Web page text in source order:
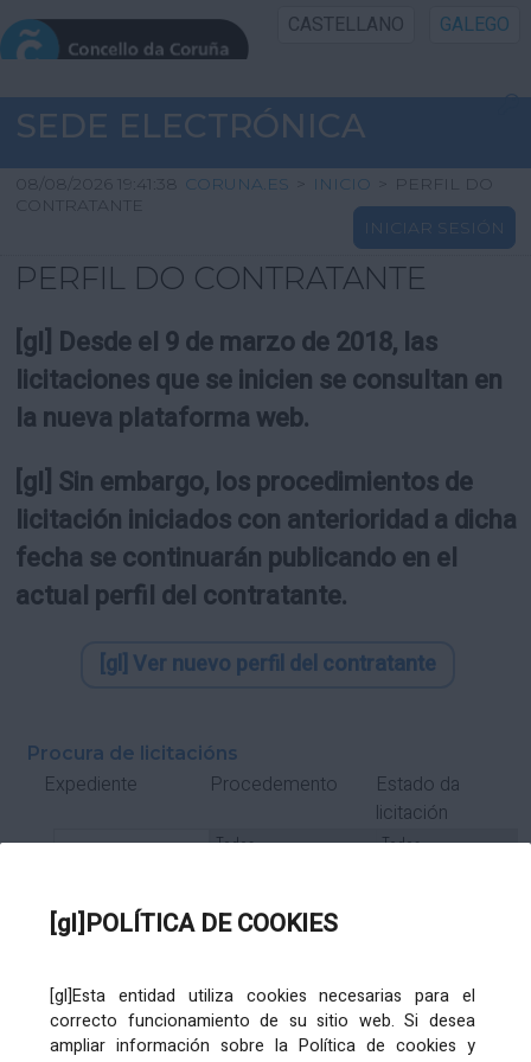
[gl]POLÍTICA DE COOKIES
[gl]Esta entidad utiliza cookies necesarias para el
correcto funcionamiento de su sitio web. Si desea
ampliar información sobre la Política de cookies y
CASTELLANO GALEGO
INICIO SEDE
INICIO
INFORMACIÓN PÚBLICA
UTILIDADES
SEDE ELECTRÓNICA
08/08/2026 19:41:38 CORUNA.ES > INICIO > PERFIL DO
CONTRATANTE
INICIAR SESIÓN
PERFIL DO CONTRATANTE
[gl] Desde el 9 de marzo de 2018, las
licitaciones que se inicien se consultan en
la nueva plataforma web.
[gl] Sin embargo, los procedimientos de
licitación iniciados con anterioridad a dicha
fecha se continuarán publicando en el
actual perfil del contratante.
[gl] Ver nuevo perfil del contratante
Procura de licitacións
Expediente Procedemento
Estado da
licitación
Subcontrato Tramitación
Órgano de contratación Título